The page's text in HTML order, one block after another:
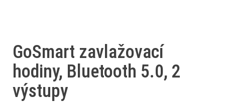
GoSmart zavlažovací
hodiny, Bluetooth 5.0, 2
výstupy